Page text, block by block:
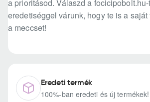
a prioritásod. Válaszd a
eredetiséggel várunk, hogy te is a
a meccset!
Eredeti termék
100%-ban eredeti és új termékek!